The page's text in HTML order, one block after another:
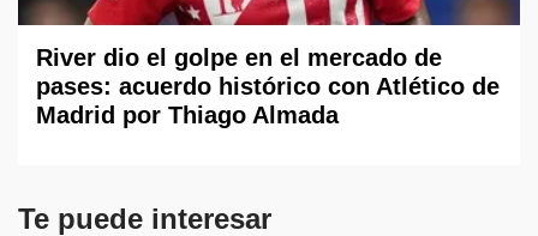
River dio el golpe en el mercado de
pases: acuerdo histórico con Atlético de
Madrid por Thiago Almada
Te puede interesar